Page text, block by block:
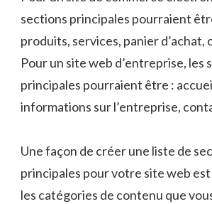
sections principales pourraient
produits, services, panier d’achat,
Pour un site web d’entreprise, les
principales pourraient être :
informations sur l’entreprise,
Une façon de créer une liste de
principales pour votre site web
les catégories de contenu que